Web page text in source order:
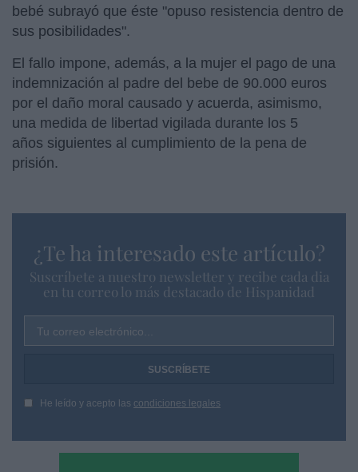
bebé subrayó que éste "opuso resistencia dentro de
sus posibilidades".
El fallo impone, además, a la mujer el pago de una
indemnización al padre del bebe de 90.000 euros
por el daño moral causado y acuerda, asimismo,
una medida de libertad vigilada durante los 5
años siguientes al cumplimiento de la pena de
prisión.
¿Te ha interesado este artículo?
Suscríbete a nuestro newsletter y recibe cada dia
en tu correo lo más destacado de Hispanidad
Tu correo electrónico...
He leído y acepto las condiciones legales